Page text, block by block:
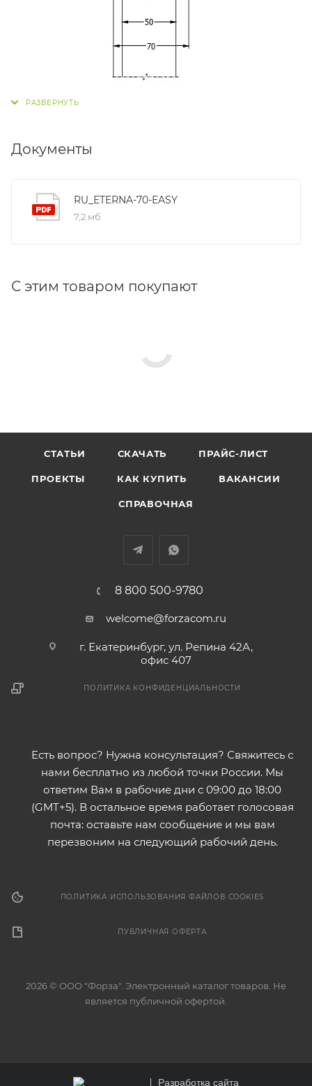
Документы
RU_ETERNA-70-EASY
7,2 мб
С этим товаром покупают
СТАТЬИ СКАЧАТЬ ПРАЙС-ЛИСТ
ПРОЕКТЫ КАК КУПИТЬ ВАКАНСИИ
СПРАВОЧНАЯ
8 800 500-9780
welcome@forzacom.ru
г. Екатеринбург, ул. Репина 42А,
офис 407
ПОЛИТИКА КОНФИДЕНЦИАЛЬНОСТИ
Есть вопрос? Нужна консультация? Свяжитесь с
нами бесплатно из любой точки России. Мы
ответим Вам в рабочие дни с 09:00 до 18:00
(GMT+5). В остальное время работает голосовая
почта: оставьте нам сообщение и мы вам
перезвоним на следующий рабочий день.
ПОЛИТИКА ИСПОЛЬЗОВАНИЯ ФАЙЛОВ COOKIES
ПУБЛИЧНАЯ ОФЕРТА
2026 © ООО "Форза". Электронный каталог товаров. Не
является публичной офертой.
Разработка сайта